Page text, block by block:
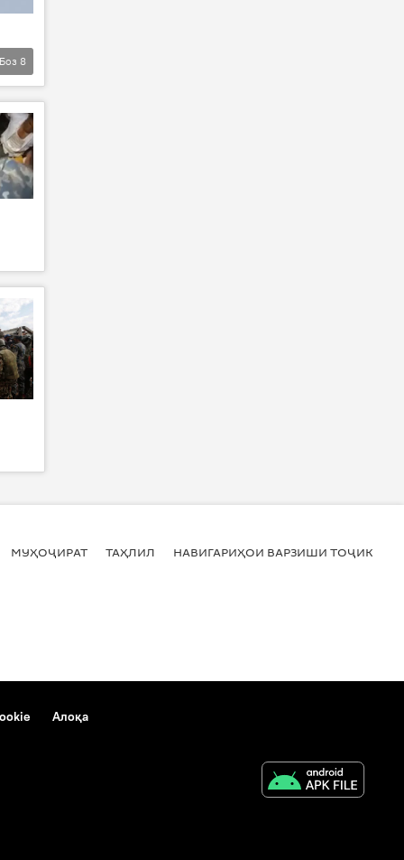
Боз 8
МУҲОҶИРАТ ТАҲЛИЛ НАВИГАРИҲОИ ВАРЗИШИ
Алоқа